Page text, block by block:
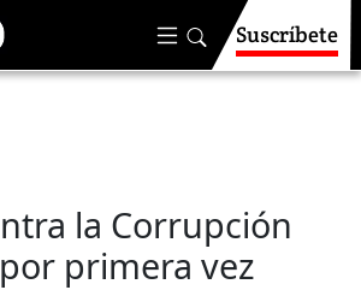
Suscríbete
la Corrupción
primera vez